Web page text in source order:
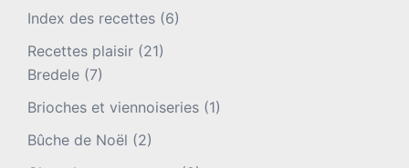
Index des recettes (6)
Recettes plaisir (21)
Bredele (7)
Brioches et viennoiseries (1)
Bûche de Noël (2)